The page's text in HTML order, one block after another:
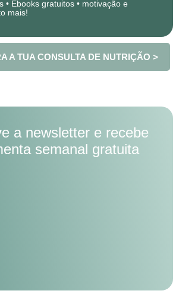
• Ebooks gratuitos • motivação e
mais!
A TUA CONSULTA DE NUTRIÇÃO >
a newsletter e recebe
semanal gratuita